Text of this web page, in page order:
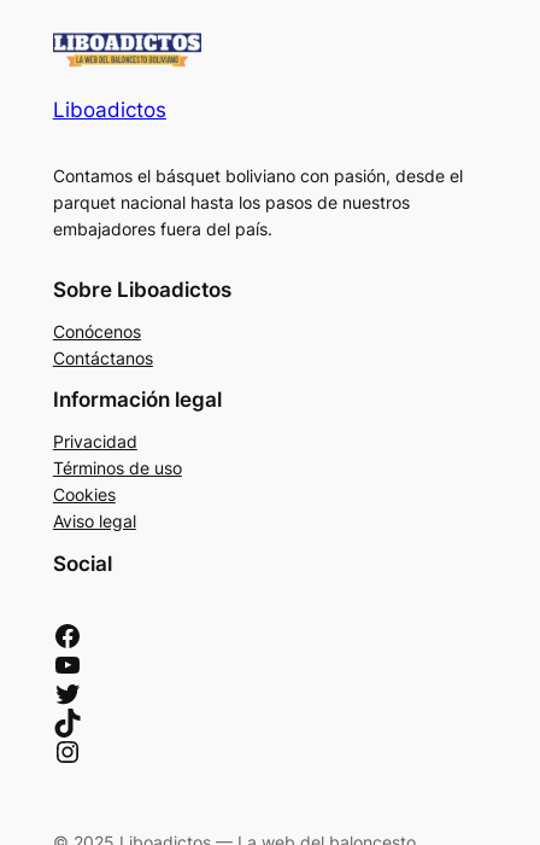
Liboadictos
Contamos el básquet boliviano con pasión, desde el
parquet nacional hasta los pasos de nuestros
embajadores fuera del país.
Sobre Liboadictos
Conócenos
Contáctanos
Información legal
Privacidad
Términos de uso
Cookies
Aviso legal
Social
Facebook
YouTube
Twitter
TikTok
Instagram